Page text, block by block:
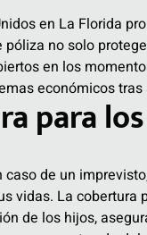
en La Florida
no solo
en los
económicos
para
de un
vidas. La cobertura
de los hijos,